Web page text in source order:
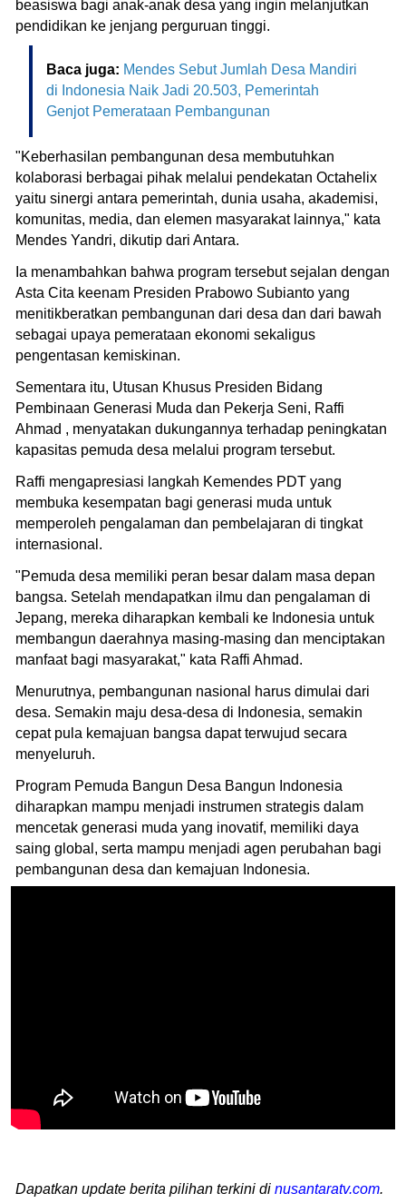
beasiswa bagi anak-anak desa yang ingin melanjutkan
pendidikan ke jenjang perguruan tinggi.
Baca juga: Mendes Sebut Jumlah Desa Mandiri
di Indonesia Naik Jadi 20.503, Pemerintah
Genjot Pemerataan Pembangunan
"Keberhasilan pembangunan desa membutuhkan
kolaborasi berbagai pihak melalui pendekatan Octahelix
yaitu sinergi antara pemerintah, dunia usaha, akademisi,
komunitas, media, dan elemen masyarakat lainnya," kata
Mendes Yandri, dikutip dari Antara.
Ia menambahkan bahwa program tersebut sejalan dengan
Asta Cita keenam Presiden Prabowo Subianto yang
menitikberatkan pembangunan dari desa dan dari bawah
sebagai upaya pemerataan ekonomi sekaligus
pengentasan kemiskinan.
Sementara itu, Utusan Khusus Presiden Bidang
Pembinaan Generasi Muda dan Pekerja Seni, Raffi
Ahmad , menyatakan dukungannya terhadap peningkatan
kapasitas pemuda desa melalui program tersebut.
Raffi mengapresiasi langkah Kemendes PDT yang
membuka kesempatan bagi generasi muda untuk
memperoleh pengalaman dan pembelajaran di tingkat
internasional.
"Pemuda desa memiliki peran besar dalam masa depan
bangsa. Setelah mendapatkan ilmu dan pengalaman di
Jepang, mereka diharapkan kembali ke Indonesia untuk
membangun daerahnya masing-masing dan menciptakan
manfaat bagi masyarakat," kata Raffi Ahmad.
Menurutnya, pembangunan nasional harus dimulai dari
desa. Semakin maju desa-desa di Indonesia, semakin
cepat pula kemajuan bangsa dapat terwujud secara
menyeluruh.
Program Pemuda Bangun Desa Bangun Indonesia
diharapkan mampu menjadi instrumen strategis dalam
mencetak generasi muda yang inovatif, memiliki daya
saing global, serta mampu menjadi agen perubahan bagi
pembangunan desa dan kemajuan Indonesia.
Dapatkan update berita pilihan terkini di nusantaratv.com.